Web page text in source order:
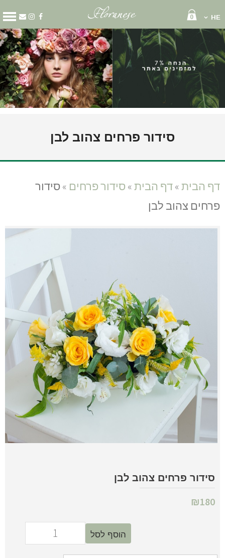
HE
0
קטגוריות
מארזים
זרי פרחים
סידור פרחים
קופסאות פרחים
שוקולד ויין
עציצים
צור קשר
החשבון שלי
סידור פרחים צהוב לבן
דף הבית»דף הבית» סידור פרחים »סידור
פרחים צהוב לבן
סידור פרחים צהוב לבן
₪180
הוסף לסל